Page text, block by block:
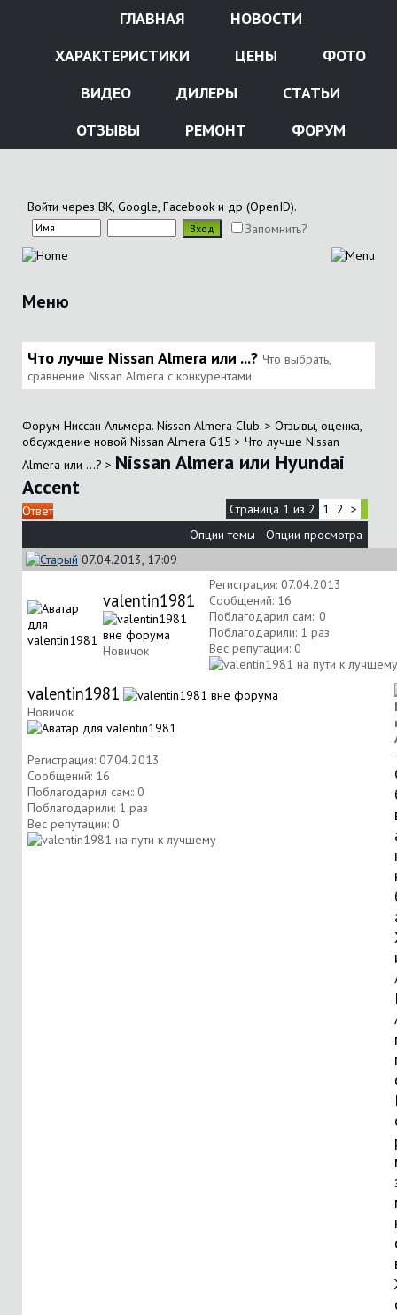
ГЛАВНАЯ
НОВОСТИ
ХАРАКТЕРИСТИКИ
ЦЕНЫ
ФОТО
ВИДЕО
ДИЛЕРЫ
СТАТЬИ
ОТЗЫВЫ
РЕМОНТ ФОРУМ
Войти через ВК, Google, Facebook и др (OpenID).
Запомнить?
Меню
Что лучше Nissan Almera или ...? Что выбрать,
сравнение Nissan Almera с конкурентами
Форум Ниссан Альмера. Nissan Almera Club. > Отзывы, оценка,
обсуждение новой Nissan Almera G15 > Что лучше Nissan
Almera или ...? > Nissan Almera или Hyundai
Accent
Ответ Страница 1 из 2 1 2 >
Опции темы
Опции просмотра
07.04.2013, 17:09
valentin1981
Новичок
Регистрация: 07.04.2013
Сообщений: 16
Поблагодарил сам:: 0
Поблагодарили: 1 раз
Вес репутации: 0
valentin1981
Новичок
Регистрация: 07.04.2013
Сообщений: 16
Поблагодарил сам:: 0
Поблагодарили: 1 раз
Вес репутации: 0